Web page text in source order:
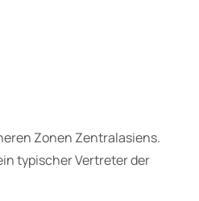
Zonen Zentralasiens.
typischer Vertreter der